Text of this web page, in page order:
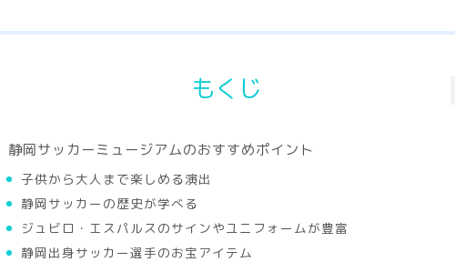
もくじ
静岡サッカーミュージアムのおすすめポイント
子供から大人まで楽しめる演出
静岡サッカーの歴史が学べる
ジュビロ・エスパルスのサインやユニフォームが豊富
静岡出身サッカー選手のお宝アイテム